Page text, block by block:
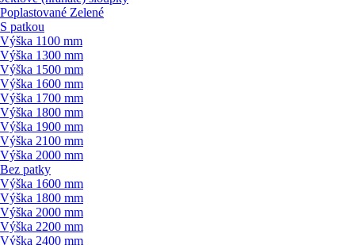
Poplastované Zelené
S patkou
Výška 1100 mm
Výška 1300 mm
Výška 1500 mm
Výška 1600 mm
Výška 1700 mm
Výška 1800 mm
Výška 1900 mm
Výška 2100 mm
Výška 2000 mm
Bez patky
Výška 1600 mm
Výška 1800 mm
Výška 2000 mm
Výška 2200 mm
Výška 2400 mm